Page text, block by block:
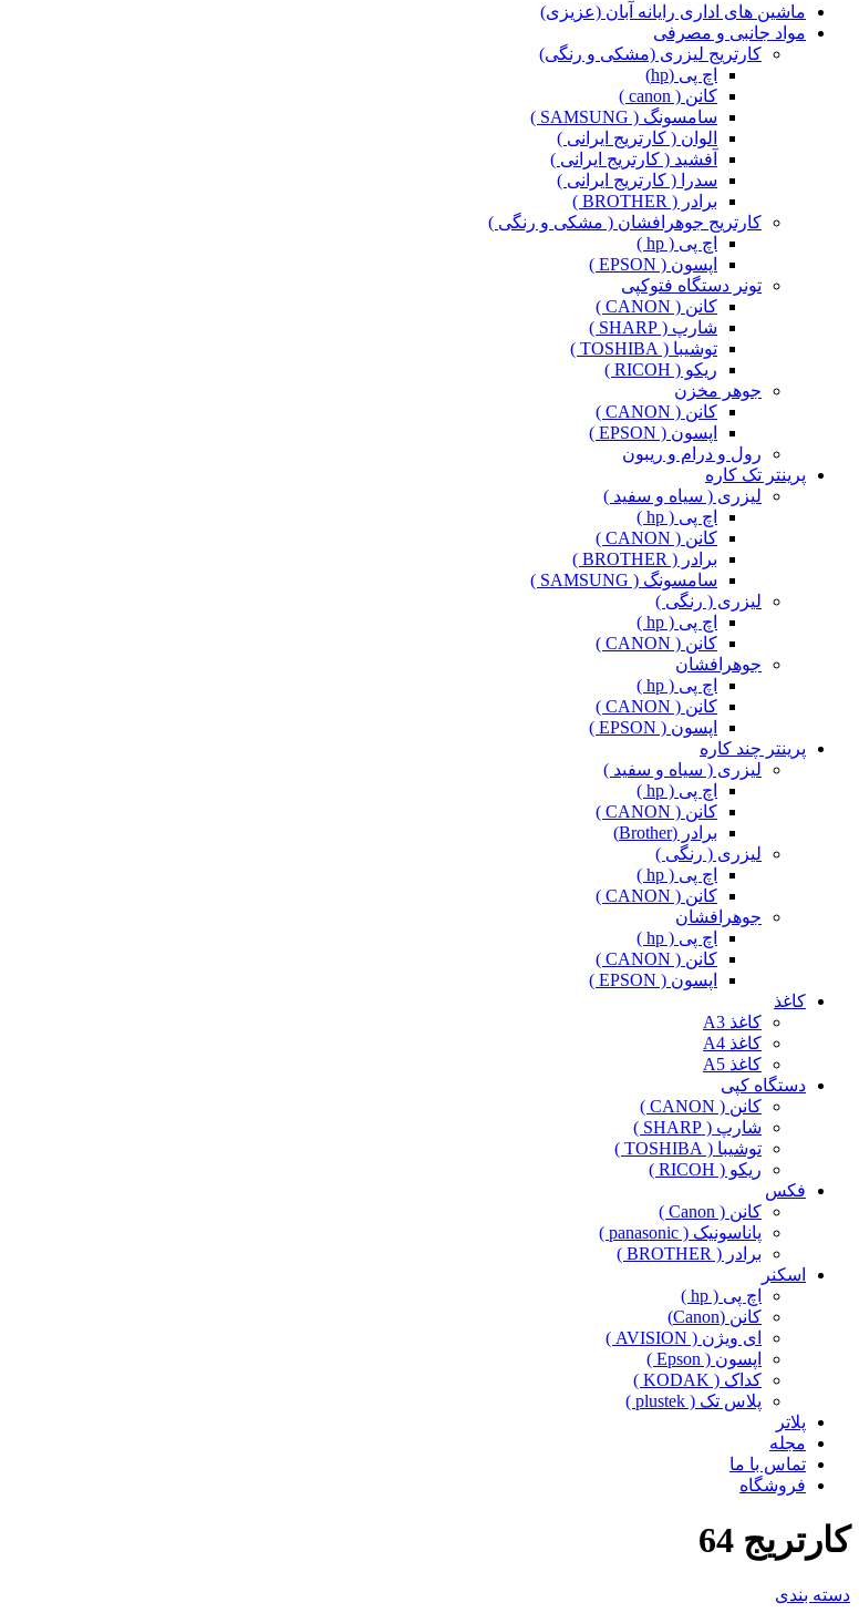
ماشین های اداری رایانه آبان (عزیزی)
مواد جانبی و مصرفی
کارتریج لیزری (مشکی و رنگی)
اچ پی (hp)
کانن ( canon )
سامسونگ ( SAMSUNG )
الوان ( کارتریج ایرانی )
آفشید ( کارتریج ایرانی )
سدرا ( کارتریج ایرانی )
برادر ( BROTHER )
کارتریج جوهرافشان ( مشکی و رنگی )
اچ پی ( hp )
اپسون ( EPSON )
تونر دستگاه فتوکپی
کانن ( CANON )
شارپ ( SHARP )
توشیبا ( TOSHIBA )
ریکو ( RICOH )
جوهر مخزن
کانن ( CANON )
اپسون ( EPSON )
رول و درام و ریبون
پرینتر تک کاره
لیزری ( سیاه و سفید )
اچ پی ( hp )
کانن ( CANON )
برادر ( BROTHER )
سامسونگ ( SAMSUNG )
لیزری ( رنگی )
اچ پی ( hp )
کانن ( CANON )
جوهرافشان
اچ پی ( hp )
کانن ( CANON )
اپسون ( EPSON )
پرینتر چند کاره
لیزری ( سیاه و سفید )
اچ پی ( hp )
کانن ( CANON )
برادر (Brother)
لیزری ( رنگی )
اچ پی ( hp )
کانن ( CANON )
جوهرافشان
اچ پی ( hp )
کانن ( CANON )
اپسون ( EPSON )
کاغذ
کاغذ A3
کاغذ A4
کاغذ A5
دستگاه کپی
کانن ( CANON )
شارپ ( SHARP )
توشیبا ( TOSHIBA )
ریکو ( RICOH )
فکس
کانن ( Canon )
پاناسونیک ( panasonic )
برادر ( BROTHER )
اسکنر
اچ پی ( hp )
کانن (Canon)
ای ویژن ( AVISION )
اپسون ( Epson )
کداک ( KODAK )
پلاس تک ( plustek )
پلاتر
مجله
تماس با ما
فروشگاه
کارتریج 64
دسته بندی